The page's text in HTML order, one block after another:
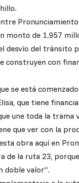
de 1.957
del tránsito
construyen con
se está
que tiene
une toda la trama
que ver con la
obra aquí en
la ruta 23,
doble valor”.